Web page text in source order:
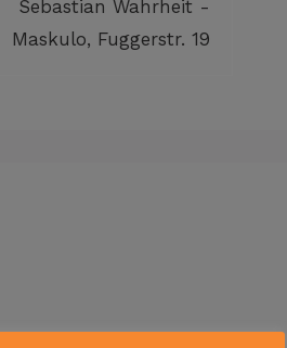
Sebastian Wahrheit -
Maskulo, Fuggerstr. 19